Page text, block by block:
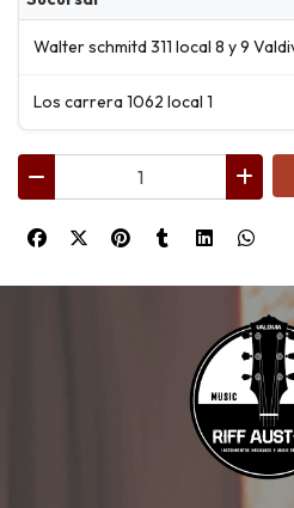
Walter schmitd 311 local 8 y 9
Los carrera 1062 local 1